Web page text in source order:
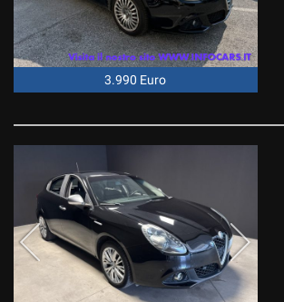
3.990 Euro